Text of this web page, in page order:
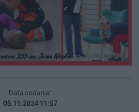
Data dodania:
05.11.2024 11:57